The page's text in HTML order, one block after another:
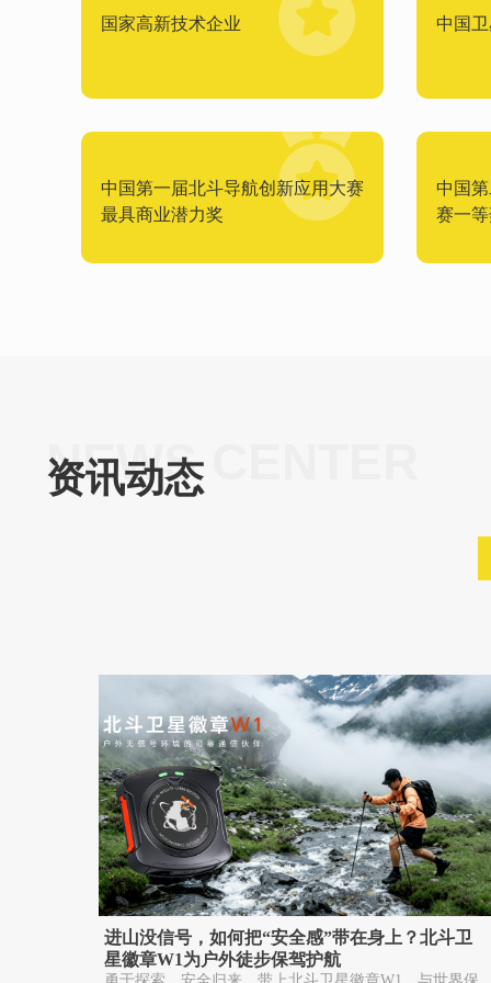
国家高新技术企业 中国
中国第一届北斗导航创新应用大赛
最具商业潜力奖
中国
赛一
NEWS CENTER
资讯动态
进山没信号，如何把“安全感”带在身上？北斗卫
星徽章W1为户外徒步保驾护航
勇于探索，安全归来。带上北斗卫星徽章W1，与世界保